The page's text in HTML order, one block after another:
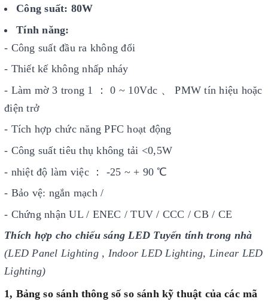
Công suất: 80W
Tính năng:
- Công suất đầu ra không đổi
- Thiết kế không nhấp nháy
- Làm mờ 3 trong 1 ： 0 ~ 10Vdc 、 PMW tín hiệu hoặc
điện trở
- Tích hợp chức năng PFC hoạt động
- Công suất tiêu thụ không tải <0,5W
- nhiệt độ làm việc ： -25 ~ + 90 ℃
- Bảo vệ: ngắn mạch /
- Chứng nhận UL / ENEC / TUV / CCC / CB / CE
Thích hợp cho chiếu sáng LED Tuyến tính trong nhà
(LED Panel Lighting , Indoor LED Lighting, Linear LED
Lighting)
1, Bảng so sánh thông số so sánh kỹ thuật của các mã